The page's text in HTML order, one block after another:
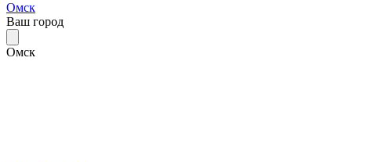
Омск
Ваш город
Омск